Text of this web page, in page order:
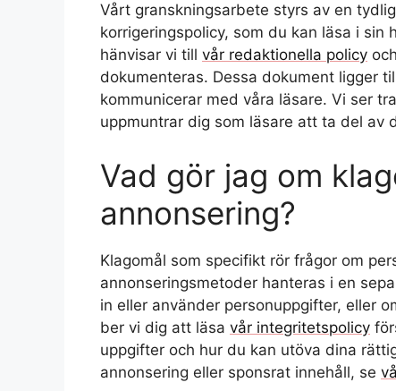
Vårt granskningsarbete styrs av en
korrigeringspolicy, som du kan läsa i
hänvisar vi till vår redaktionella policy och
dokumenteras. Dessa dokument ligger
kommunicerar med våra läsare. Vi ser
uppmuntrar dig som läsare att ta del av
Vad gör jag om
annonsering?
Klagomål som specifikt rör frågor om
annonseringsmetoder hanteras i en
in eller använder personuppgifter, eller
ber vi dig att läsa vår integritetspolicy
uppgifter och hur du kan utöva dina
annonsering eller sponsrat innehåll, se